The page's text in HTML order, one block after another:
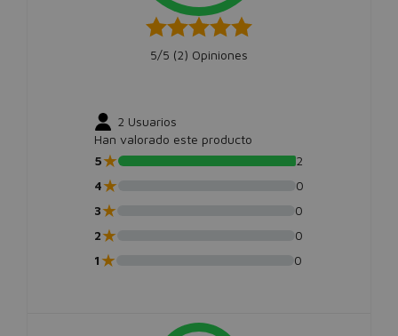
5/5 (2) Opiniones
2 Usuarios
Han valorado este producto
5★
2
4★
0
3★
0
2★
0
1★ 0